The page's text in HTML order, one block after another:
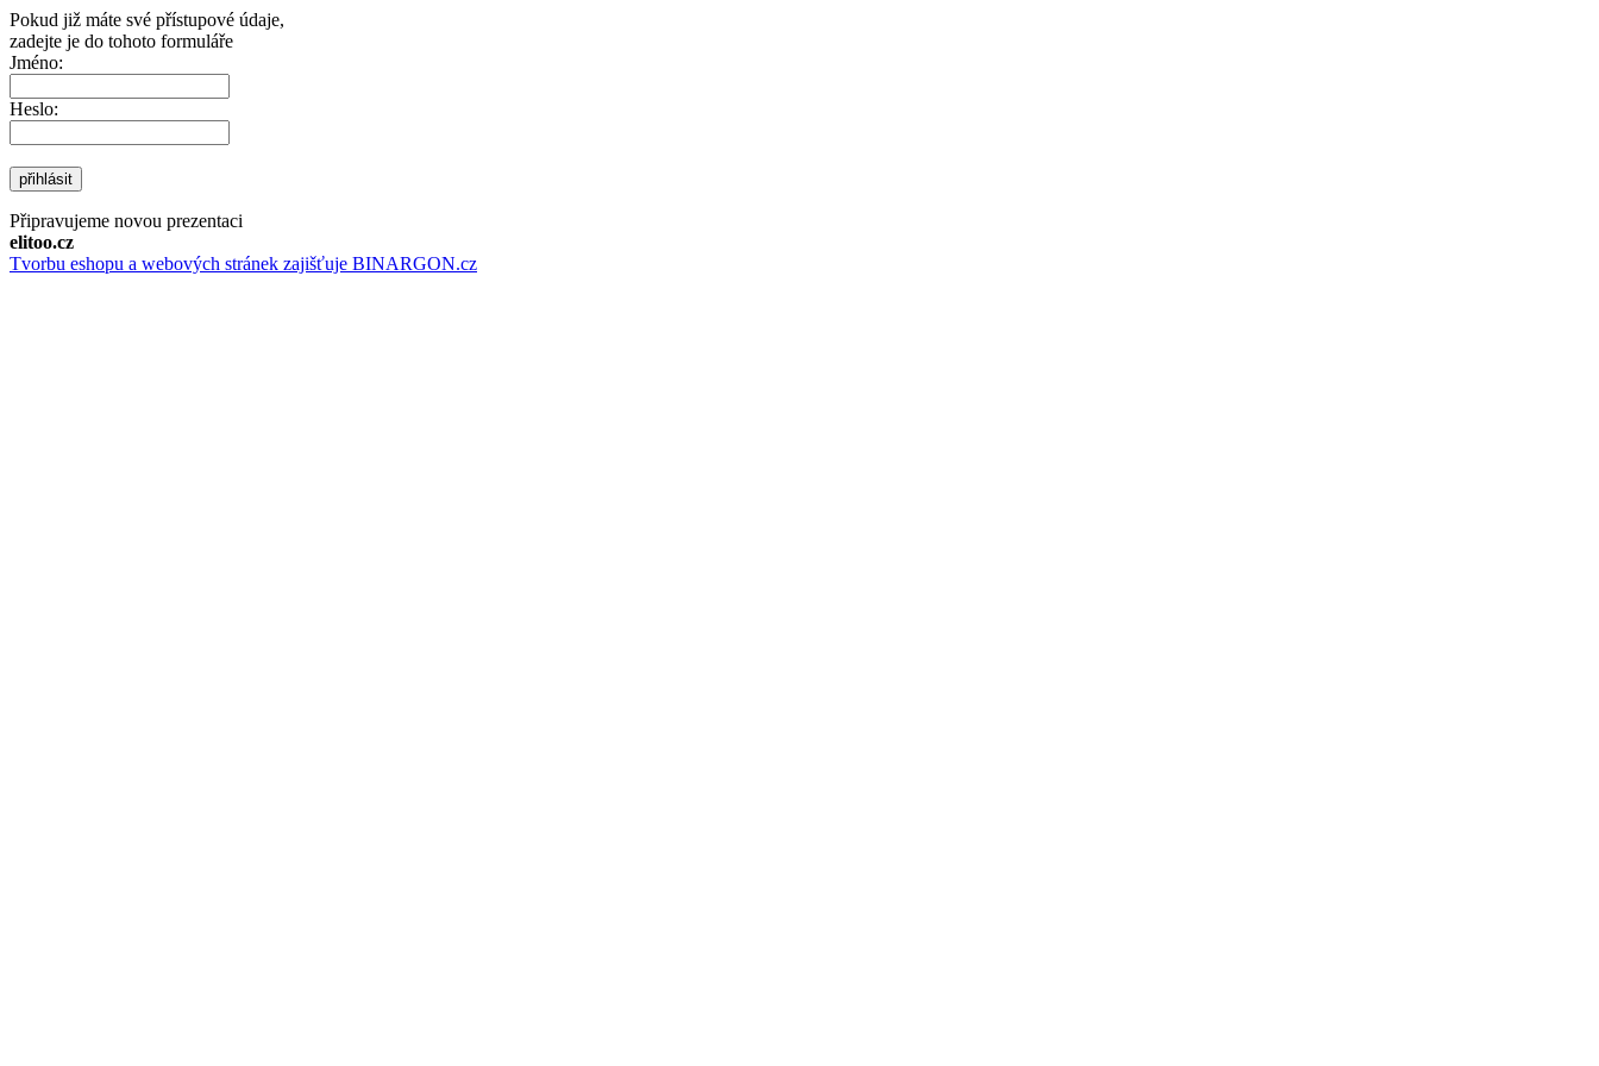
Pokud již máte své přístupové údaje,
zadejte je do tohoto formuláře
Jméno:
Heslo:
přihlásit
Připravujeme novou prezentaci
elitoo.cz
Tvorbu eshopu a webových stránek zajišťuje BINARGON.cz